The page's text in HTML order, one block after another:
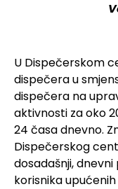
U Dispečerskom
dispečera u
dispečera na
aktivnosti za oko
24 časa dnevno.
Dispečerskog
dosadašnji,
korisnika upućenih